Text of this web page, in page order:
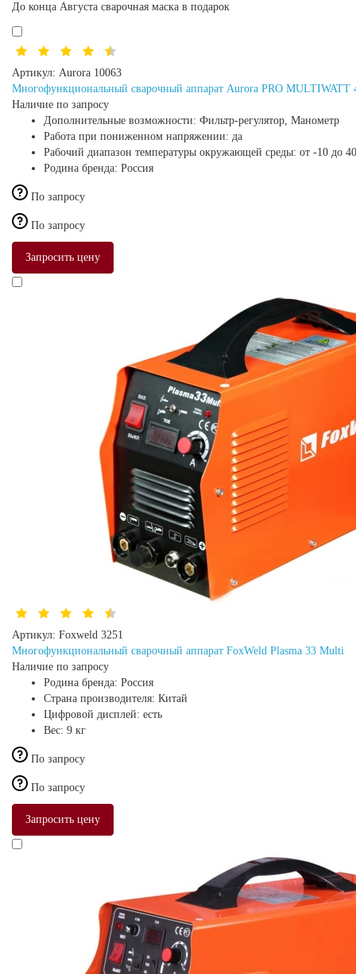
До конца Августа сварочная маска в подарок
Артикул: Aurora 10063
Многофункциональный сварочный аппарат Aurora PRO MULTIWATT
Наличие по запросу
Дополнительные возможности: Фильтр-регулятор, Манометр
Работа при пониженном напряжении: да
Рабочий диапазон температуры окружающей среды: от -10 до
Родина бренда: Россия
По запросу
По запросу
Запросить цену
Артикул: Foxweld 3251
Многофункциональный сварочный аппарат FoxWeld Plasma 33 Multi
Наличие по запросу
Родина бренда: Россия
Страна производителя: Китай
Цифровой дисплей: есть
Вес: 9 кг
По запросу
По запросу
Запросить цену